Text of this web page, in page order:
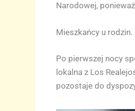
Narodowej,
Mieszkańcy u
Po pierwszej nocy
lokalna z Los
pozostaje do